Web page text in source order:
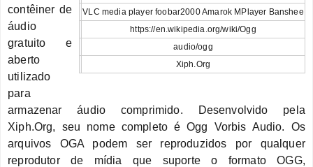
VLC media player foobar2000 Amarok MPlayer Banshee
https://en.wikipedia.org/wiki/Ogg
audio/ogg
Xiph.Org
contêiner de
áudio
gratuito e
aberto
utilizado
para
armazenar áudio comprimido. Desenvolvido pela
Xiph.Org, seu nome completo é Ogg Vorbis Audio. Os
arquivos OGA podem ser reproduzidos por qualquer
reprodutor de mídia que suporte o formato OGG,